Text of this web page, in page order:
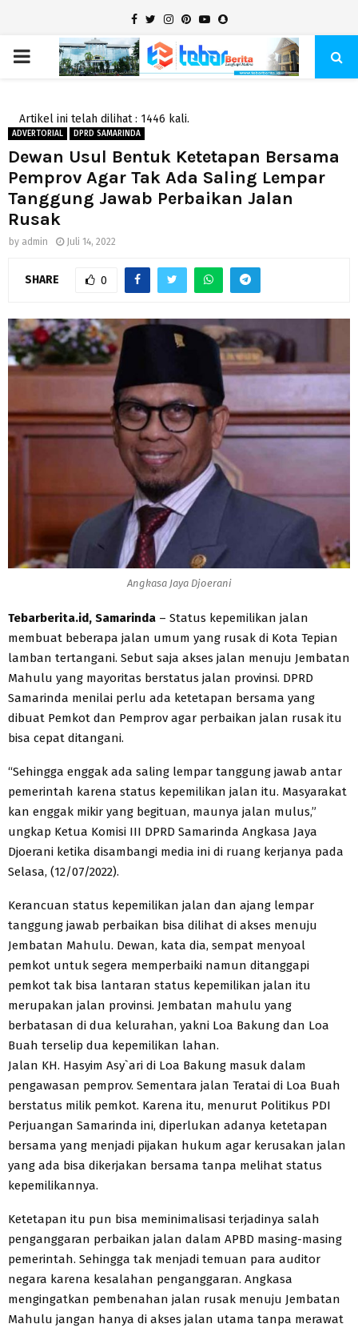
Facebook
TwitterInstagram
Pinterest
YoutubeSnapchat
PRIMARY
Artikel ini telah dilihat : 1446 kali.
ADVERTORIAL DPRD SAMARINDA
Dewan Usul Bentuk Ketetapan Bersama
Pemprov Agar Tak Ada Saling Lempar
Tanggung Jawab Perbaikan Jalan
Rusak
by admin Juli 14, 2022
SHARE 0
Angkasa Jaya Djoerani
Tebarberita.id, Samarinda – Status kepemilikan jalan
membuat beberapa jalan umum yang rusak di Kota Tepian
lamban tertangani. Sebut saja akses jalan menuju Jembatan
Mahulu yang mayoritas berstatus jalan provinsi. DPRD
Samarinda menilai perlu ada ketetapan bersama yang
dibuat Pemkot dan Pemprov agar perbaikan jalan rusak itu
bisa cepat ditangani.
“Sehingga enggak ada saling lempar tanggung jawab antar
pemerintah karena status kepemilikan jalan itu. Masyarakat
kan enggak mikir yang begituan, maunya jalan mulus,”
ungkap Ketua Komisi III DPRD Samarinda Angkasa Jaya
Djoerani ketika disambangi media ini di ruang kerjanya pada
Selasa, (12/07/2022).
Kerancuan status kepemilikan jalan dan ajang lempar
tanggung jawab perbaikan bisa dilihat di akses menuju
Jembatan Mahulu. Dewan, kata dia, sempat menyoal
pemkot untuk segera memperbaiki namun ditanggapi
pemkot tak bisa lantaran status kepemilikan jalan itu
merupakan jalan provinsi. Jembatan mahulu yang
berbatasan di dua kelurahan, yakni Loa Bakung dan Loa
Buah terselip dua kepemilikan lahan.
Jalan KH. Hasyim Asy`ari di Loa Bakung masuk dalam
pengawasan pemprov. Sementara jalan Teratai di Loa Buah
berstatus milik pemkot. Karena itu, menurut Politikus PDI
Perjuangan Samarinda ini, diperlukan adanya ketetapan
bersama yang menjadi pijakan hukum agar kerusakan jalan
yang ada bisa dikerjakan bersama tanpa melihat status
kepemilikannya.
Ketetapan itu pun bisa meminimalisasi terjadinya salah
penganggaran perbaikan jalan dalam APBD masing-masing
pemerintah. Sehingga tak menjadi temuan para auditor
negara karena kesalahan penganggaran. Angkasa
mengingatkan pembenahan jalan rusak menuju Jembatan
Mahulu jangan hanya di akses jalan utama tanpa merawat